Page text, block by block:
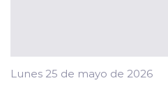
Lunes 25 de mayo de 2026